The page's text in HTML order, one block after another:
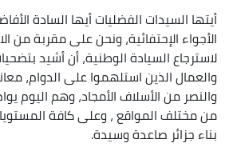
أيتها السيدات الفضليات أيها السادة
الأجواء الإحتفائية، ونحن على مقربة من
لاسترجاع السيادة الوطنية، أن أشيد
والعمال الذين استلهموا على الدوام،
والنصر من الأسلاف الأمجاد، وهم اليوم
من مختلف المواقع ، ‏وعلى كافة
بناء جزائر صاعدة وسيدة.